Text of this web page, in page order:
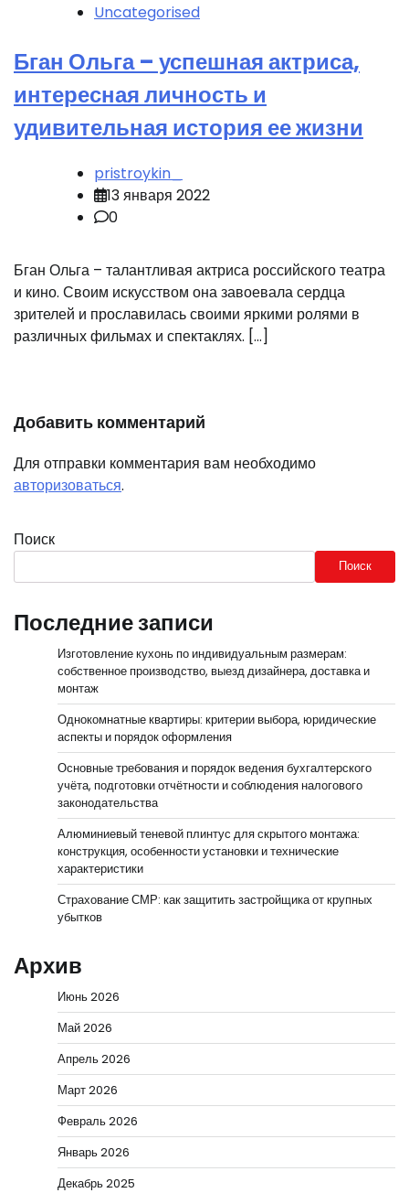
Uncategorised
Бган Ольга – успешная актриса,
интересная личность и
удивительная история ее жизни
pristroykin_
13 января 2022
0
Бган Ольга – талантливая актриса российского театра
и кино. Своим искусством она завоевала сердца
зрителей и прославилась своими яркими ролями в
различных фильмах и спектаклях. […]
Добавить комментарий
Для отправки комментария вам необходимо
авторизоваться.
Поиск
Поиск
Последние записи
Изготовление кухонь по индивидуальным размерам:
собственное производство, выезд дизайнера, доставка и
монтаж
Однокомнатные квартиры: критерии выбора, юридические
аспекты и порядок оформления
Основные требования и порядок ведения бухгалтерского
учёта, подготовки отчётности и соблюдения налогового
законодательства
Алюминиевый теневой плинтус для скрытого монтажа:
конструкция, особенности установки и технические
характеристики
Страхование СМР: как защитить застройщика от крупных
убытков
Архив
Июнь 2026
Май 2026
Апрель 2026
Март 2026
Февраль 2026
Январь 2026
Декабрь 2025